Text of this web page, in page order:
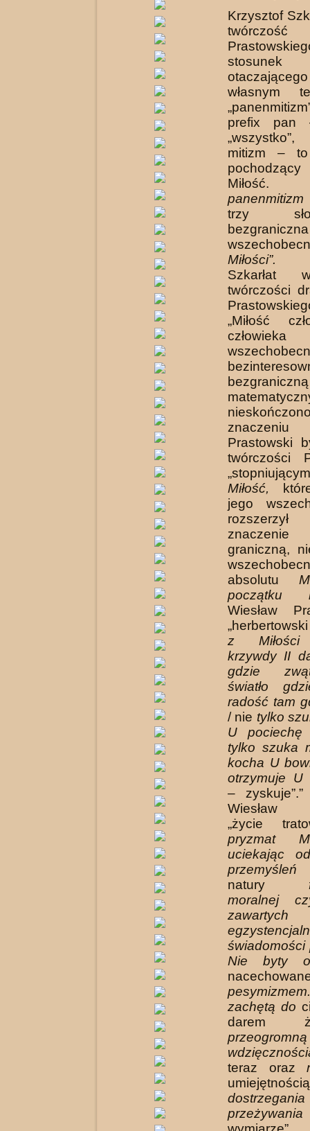
Krzysztof
twórczość
własnym
prefix pan
mitizm – to
Miłość.
trzy
bezgraniczna
Miłości”.
Szkarłat
twórczości
„Mi­łość
Prastowski
twórczości
Miłość,
jego
graniczną,
absolutu
Wiesław
z Miłości
krzywdy II
gdzie
światło
radość tam
/ nie tylko
U
tylko szu­ka
kocha U
otrzymuje U
–
Wiesław
„życie
pryzmat
uciekając
natury
moral­nej
świadomości
Nie byty
zachętą do
darem
przeogromną
teraz oraz
przeżywania